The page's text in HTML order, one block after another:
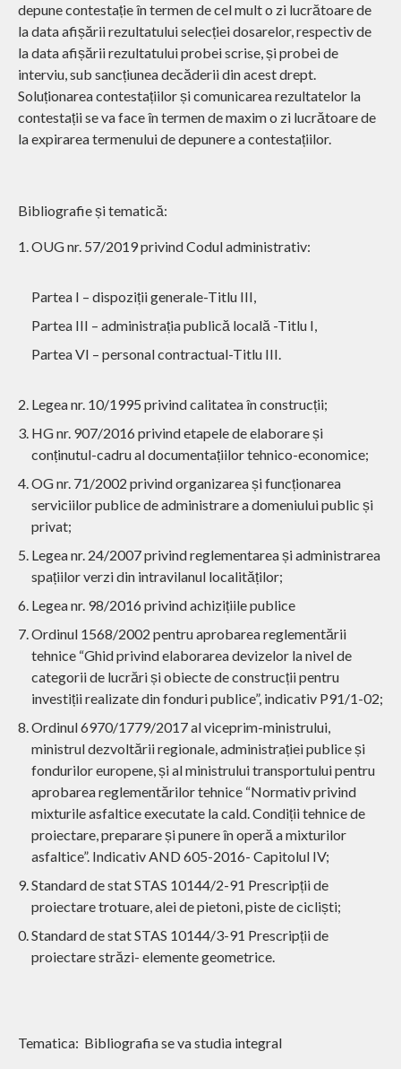
depune contestație în termen de cel mult o zi lucrătoare de
la data afișării rezultatului selecției dosarelor, respectiv de
la data afișării rezultatului probei scrise, și probei de
interviu, sub sancțiunea decăderii din acest drept.
Soluționarea contestațiilor și comunicarea rezultatelor la
contestații se va face în termen de maxim o zi lucrătoare de
la expirarea termenului de depunere a contestațiilor.
Bibliografie și tematică:
OUG nr. 57/2019 privind Codul administrativ:
Partea I – dispoziții generale-Titlu III,
Partea III – administrația publică locală -Titlu I,
Partea VI – personal contractual-Titlu III.
Legea nr. 10/1995 privind calitatea în construcții;
HG nr. 907/2016 privind etapele de elaborare și
conținutul-cadru al documentațiilor tehnico-economice;
OG nr. 71/2002 privind organizarea și funcționarea
serviciilor publice de administrare a domeniului public și
privat;
Legea nr. 24/2007 privind reglementarea și administrarea
spațiilor verzi din intravilanul localităților;
Legea nr. 98/2016 privind achizițiile publice
Ordinul 1568/2002 pentru aprobarea reglementării
tehnice “Ghid privind elaborarea devizelor la nivel de
categorii de lucrări și obiecte de construcții pentru
investiții realizate din fonduri publice”, indicativ P91/1-02;
Ordinul 6970/1779/2017 al viceprim-ministrului,
ministrul dezvoltării regionale, administrației publice și
fondurilor europene, și al ministrului transportului pentru
aprobarea reglementărilor tehnice “Normativ privind
mixturile asfaltice executate la cald. Condiții tehnice de
proiectare, preparare și punere în operă a mixturilor
asfaltice”. Indicativ AND 605-2016- Capitolul IV;
Standard de stat STAS 10144/2-91 Prescripții de
proiectare trotuare, alei de pietoni, piste de cicliști;
Standard de stat STAS 10144/3-91 Prescripții de
proiectare străzi- elemente geometrice.
Tematica: Bibliografia se va studia integral